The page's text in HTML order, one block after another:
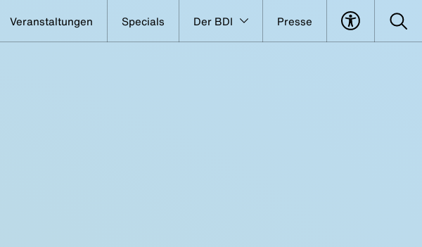
Veranstaltungen Specials Der BDI Presse